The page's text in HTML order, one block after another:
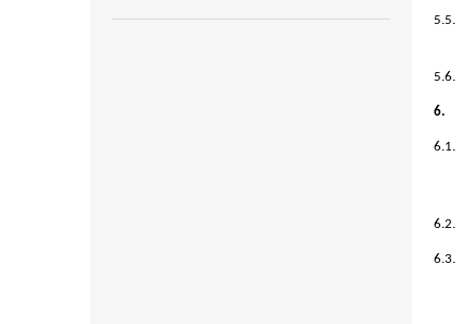
5.5.
5.6.
6.
6.1.
6.2.
6.3.